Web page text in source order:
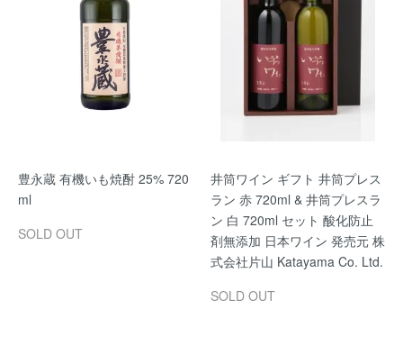
豊永蔵 有機いも焼酎 25% 720
ml
SOLD OUT
井筒ワイン ギフト 井筒プレス
ラン 赤 720ml & 井筒プレスラ
ン 白 720ml セット 酸化防止
剤無添加 日本ワイン 発売元 株
式会社片山 Katayama Co. Ltd.
SOLD OUT